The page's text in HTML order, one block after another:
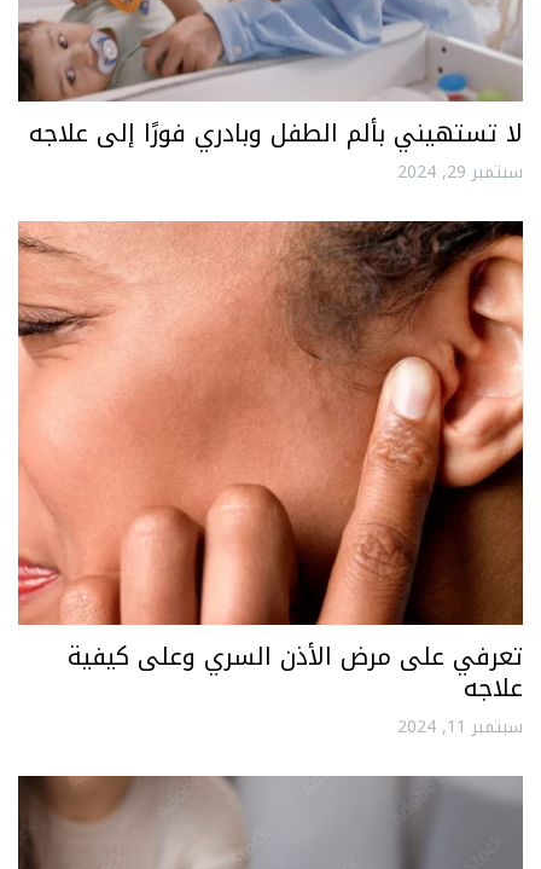
لا تستهيني بألم الطفل وبادري فورًا إلى علاجه
سبتمبر 29, 2024
تعرفي على مرض الأذن السري وعلى كيفية
علاجه
سبتمبر 11, 2024